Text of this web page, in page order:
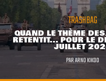
TRASHBAG
QUAND LE THÈME
RETENTIT... POUR LE
JUILLET
PARARNO KIKOO